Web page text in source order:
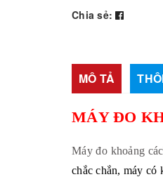
Chia sẻ:
MÔ TẢ
MÁY ĐO
Máy đo khoảng
chắc chắn, máy có